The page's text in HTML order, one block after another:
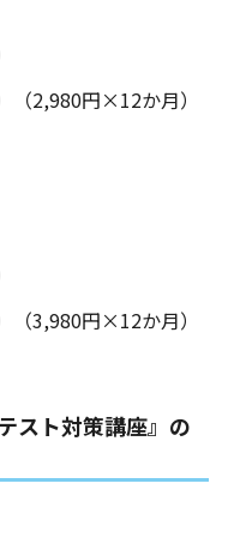
（2,980円×12か月）
（3,980円×12か月）
スト対策講座』の